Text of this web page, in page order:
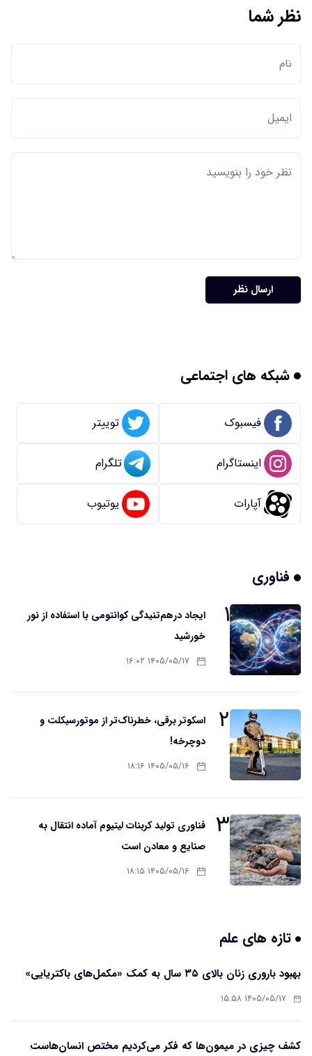
نظر شما
ارسال نظر
شبکه های اجتماعی
فیسبوک توییتر
اینستاگرام تلگرام
آپارات یوتیوب
فناوری
۱
ایجاد درهم‌تنیدگی کوانتومی با استفاده از نور
خورشید
۱۴۰۵/۰۵/۱۷ ۱۶:۰۲
۲
اسکوتر برقی، خطرناک‌تر از موتورسیکلت و
دوچرخه!
۱۴۰۵/۰۵/۱۶ ۱۸:۱۶
۳
فناوری تولید کربنات لیتیوم آماده انتقال به
صنایع و معادن است
۱۴۰۵/۰۵/۱۶ ۱۸:۱۵
تازه های علم
بهبود باروری زنان بالای ۳۵ سال به کمک «مکمل‌های باکتریایی»
۱۴۰۵/۰۵/۱۷ ۱۵:۵۸
کشف چیزی در میمون‌ها که فکر می‌کردیم مختص انسان‌هاست